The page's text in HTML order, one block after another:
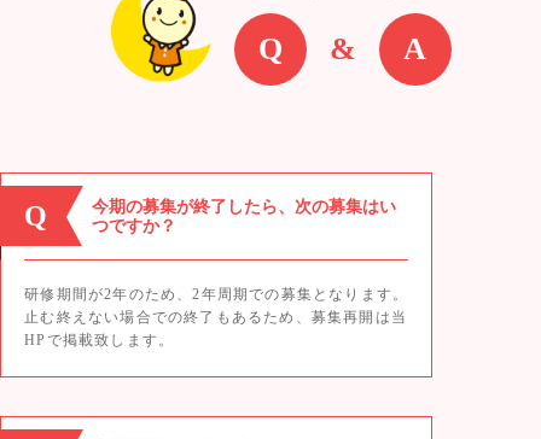
Q & A
Q
今期の募集が終了したら、次の募集はい
つですか？
研修期間が2年のため、2年周期での募集となります。
止む終えない場合での終了もあるため、募集再開は当
HPで掲載致します。